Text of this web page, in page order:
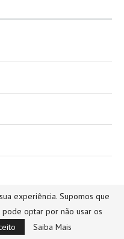
experiência. Supomos que
optar por não usar os
Saiba Mais